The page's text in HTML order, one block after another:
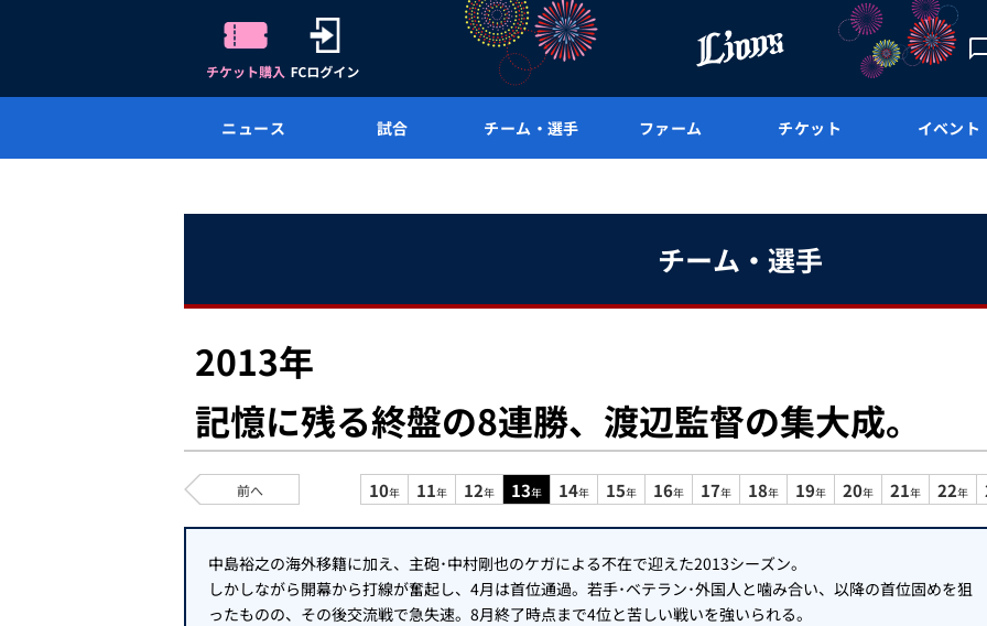
ニュース 試合 チーム・選手 ファーム チケット イベント
チーム・選手
2013年
記憶に残る終盤の8連勝、渡辺監督の集大成。
10年 11年 12年 13年 14年 15年 16年 17年 18年 19年 20年 21年 22年
前へ
中島裕之の海外移籍に加え、主砲･中村剛也のケガによる不在で迎えた2013シーズン。
しかしながら開幕から打線が奮起し、4月は首位通過。若手･ベテラン･外国人と噛み合い、以降の首位固めを狙
ったものの、その後交流戦で急失速。8月終了時点まで4位と苦しい戦いを強いられる。